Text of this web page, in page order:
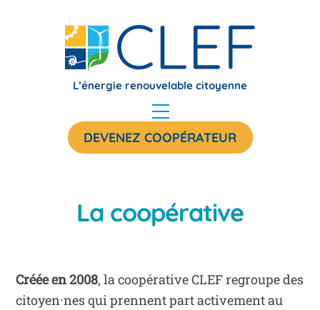
L’énergie renouvelable citoyenne
Menu
DEVENEZ COOPÉRATEUR
La coopérative
Créée en 2008, la coopérative CLEF regroupe des
citoyen·nes qui prennent part activement au